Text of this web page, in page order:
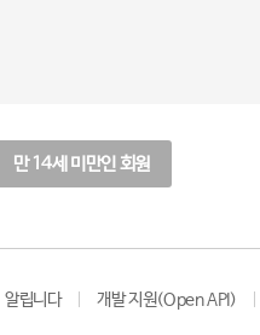
만 14세 미만인 회원
알립니다 개발 지원(Open API)